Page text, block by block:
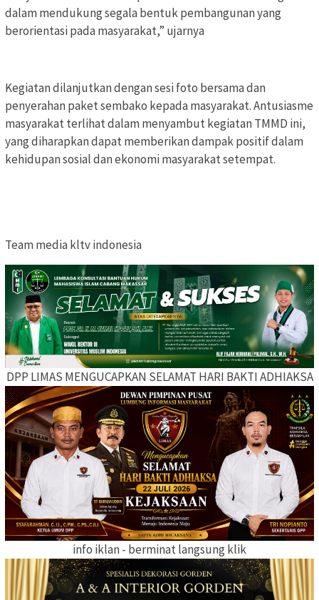
dalam mendukung segala bentuk pembangunan yang
berorientasi pada masyarakat,” ujarnya
Kegiatan dilanjutkan dengan sesi foto bersama dan
penyerahan paket sembako kepada masyarakat. Antusiasme
masyarakat terlihat dalam menyambut kegiatan TMMD ini,
yang diharapkan dapat memberikan dampak positif dalam
kehidupan sosial dan ekonomi masyarakat setempat.
Team media kltv indonesia
DPP LIMAS MENGUCAPKAN SELAMAT HARI BAKTI ADHIAKSA
info iklan - berminat langsung klik